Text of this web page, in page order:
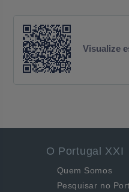
Visualize
O Portugal XXI
Quem Somos
Pesquisar no